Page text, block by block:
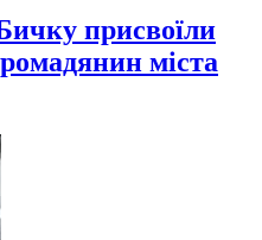
присвоїли
міста